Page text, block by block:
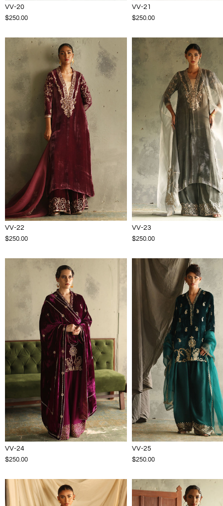
VV-20
$250.00
VV-21
$250.00
VV-22
$250.00
VV-23
$250.00
VV-24
$250.00
VV-25
$250.00